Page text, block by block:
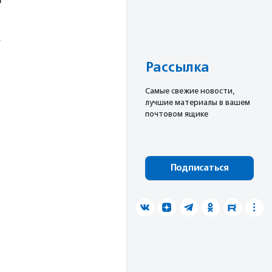
Рассылка
Cамые свежие новости,
лучшие материалы в вашем
почтовом ящике
Подписаться